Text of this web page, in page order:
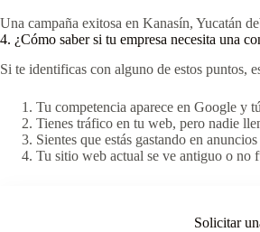
Una campaña exitosa en Kanasín, Yucatán
4. ¿Cómo saber si tu empresa necesita una
Si te identificas con alguno de estos puntos,
Tu competencia aparece en Google y
Tienes tráfico en tu web, pero nadie
Sientes que estás gastando en
Tu sitio web actual se ve antiguo o no
Solicitar